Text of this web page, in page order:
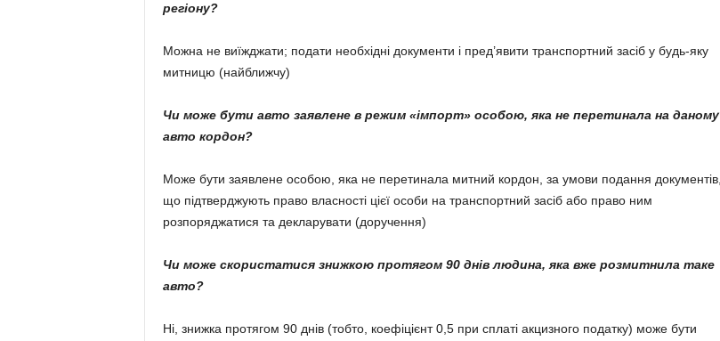
регіону?
Можна не виїжджати; подати необхідні документи і пред’явити транспортний засіб у будь-яку
митницю (найближчу)
Чи може бути авто заявлене в режим «імпорт» особою, яка не перетинала на даному
авто кордон?
Може бути заявлене особою, яка не перетинала митний кордон, за умови подання документів,
що підтверджують право власності цієї особи на транспортний засіб або право ним
розпоряджатися та декларувати (доручення)
Чи може скористатися знижкою протягом 90 днів людина, яка вже розмитнила таке
авто?
Ні, знижка протягом 90 днів (тобто, коефіцієнт 0,5 при сплаті акцизного податку) може бути